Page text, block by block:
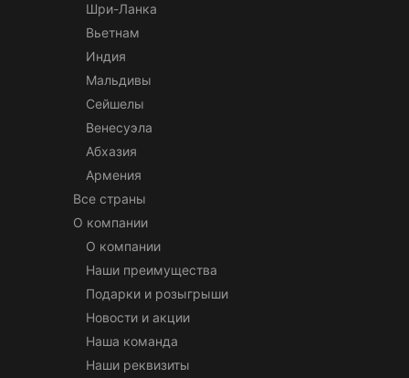
Шри-Ланка
Вьетнам
Индия
Мальдивы
Сейшелы
Венесуэла
Абхазия
Армения
Все страны
О компании
О компании
Наши преимущества
Подарки и розыгрыши
Новости и акции
Наша команда
Наши реквизиты